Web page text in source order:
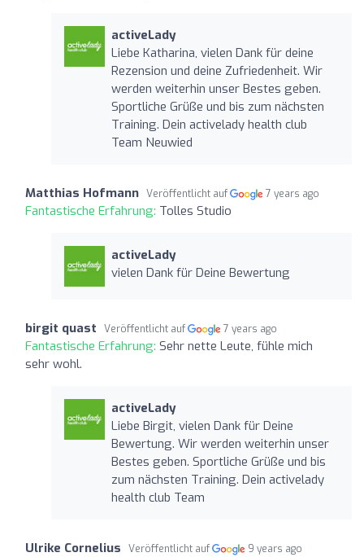
activeLady
Liebe Katharina, vielen Dank für deine
Rezension und deine Zufriedenheit. Wir
werden weiterhin unser Bestes geben.
Sportliche Grüße und bis zum nächsten
Training. Dein activelady health club
Team Neuwied
Matthias Hofmann Veröffentlicht auf 7 years ago
Fantastische Erfahrung: Tolles Studio
activeLady
vielen Dank für Deine Bewertung
birgit quast Veröffentlicht auf 7 years ago
Fantastische Erfahrung: Sehr nette Leute, fühle mich
sehr wohl.
activeLady
Liebe Birgit, vielen Dank für Deine
Bewertung. Wir werden weiterhin unser
Bestes geben. Sportliche Grüße und bis
zum nächsten Training. Dein activelady
health club Team
Ulrike Cornelius Veröffentlicht auf 9 years ago